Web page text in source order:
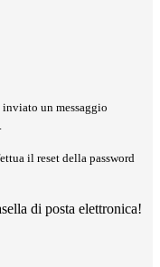
inviato un messaggio
il reset della password
di posta elettronica!